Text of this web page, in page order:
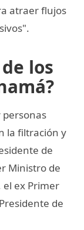
atraer flujos
los
personas
la filtración y
de
Ministro de
ex Primer
de